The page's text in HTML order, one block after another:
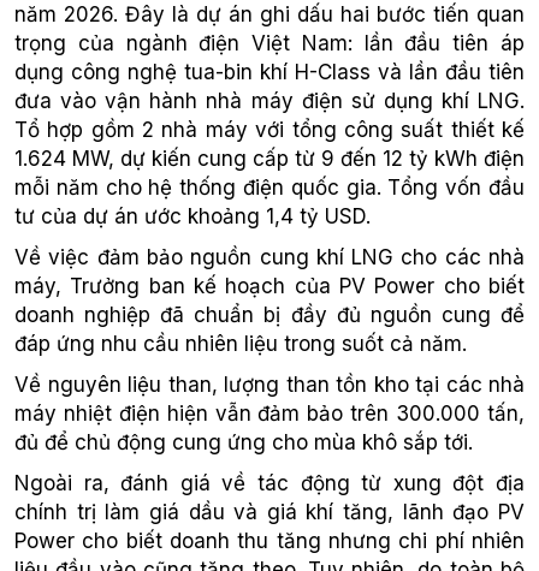
năm 2026. Đây là dự án ghi dấu hai bước tiến quan
trọng của ngành điện Việt Nam: lần đầu tiên áp
dụng công nghệ tua-bin khí H-Class và lần đầu tiên
đưa vào vận hành nhà máy điện sử dụng khí LNG.
Tổ hợp gồm 2 nhà máy với tổng công suất thiết kế
1.624 MW, dự kiến cung cấp từ 9 đến 12 tỷ kWh điện
mỗi năm cho hệ thống điện quốc gia. Tổng vốn đầu
tư của dự án ước khoảng 1,4 tỷ USD.
Về việc đảm bảo nguồn cung khí LNG cho các nhà
máy, Trưởng ban kế hoạch của PV Power cho biết
doanh nghiệp đã chuẩn bị đầy đủ nguồn cung để
đáp ứng nhu cầu nhiên liệu trong suốt cả năm.
Về nguyên liệu than, lượng than tồn kho tại các nhà
máy nhiệt điện hiện vẫn đảm bảo trên 300.000 tấn,
đủ để chủ động cung ứng cho mùa khô sắp tới.
Ngoài ra, đánh giá về tác động từ xung đột địa
chính trị làm giá dầu và giá khí tăng, lãnh đạo PV
Power cho biết doanh thu tăng nhưng chi phí nhiên